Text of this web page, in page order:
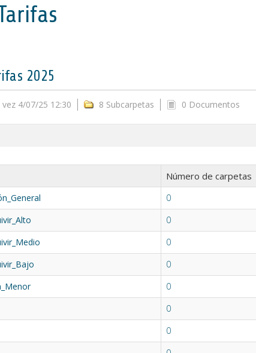
2025
4/07/25 12:30 8 Subcarpetas 0 Documentos
Número de carpetas
0
0
0
0
0
0
0